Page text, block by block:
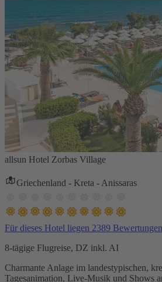
allsun Hotel Zorbas Village
Griechenland - Kreta - Anissaras
Für dieses Hotel liegen 2389
8-tägige Flugreise, DZ inkl. AI
Charmante Anlage im landestypischen,
Tagesanimation, Live-Musik und Shows